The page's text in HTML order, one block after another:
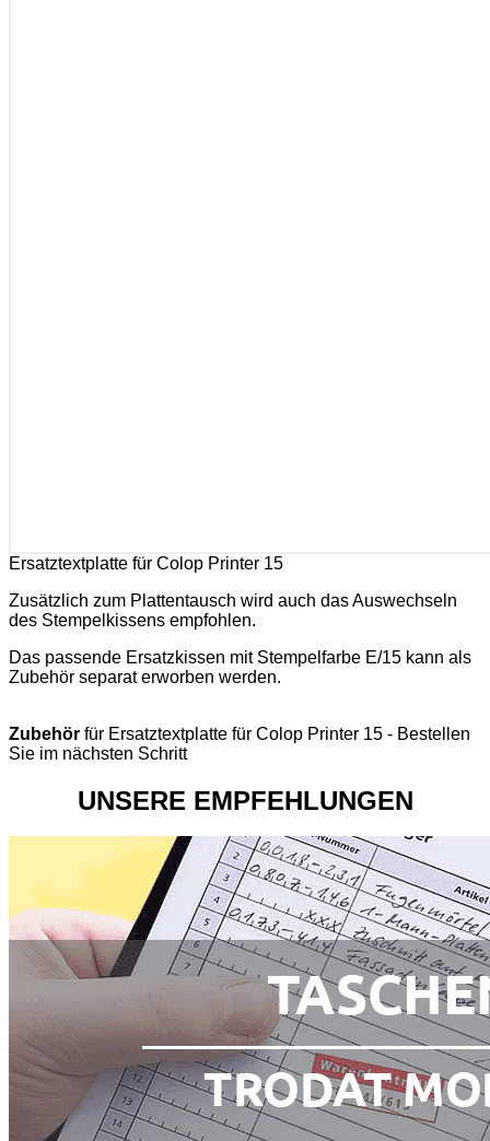
Ersatztextplatte für Colop Printer 15
Zusätzlich zum Plattentausch wird auch das Auswechseln
des Stempelkissens empfohlen.
Das passende Ersatzkissen mit Stempelfarbe E/15 kann als
Zubehör separat erworben werden.
Zubehör für Ersatztextplatte für Colop Printer 15 - Bestellen
Sie im nächsten Schritt
UNSERE EMPFEHLUNGEN